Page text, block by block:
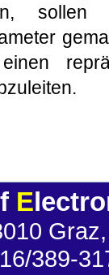
E
389-